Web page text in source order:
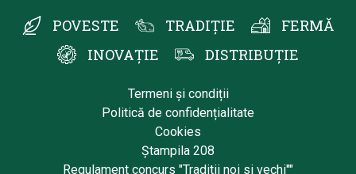
POVESTE TRADIȚIE
FERMĂ
INOVAȚIE
DISTRIBUȚIE
Termeni și condiții
Politică de confidențialitate
Cookies
Ștampila 208
Regulament concurs "Traditii noi si vechi""